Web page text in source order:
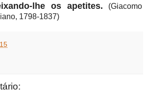
lhe os apetites. (Giacomo
1798-1837)